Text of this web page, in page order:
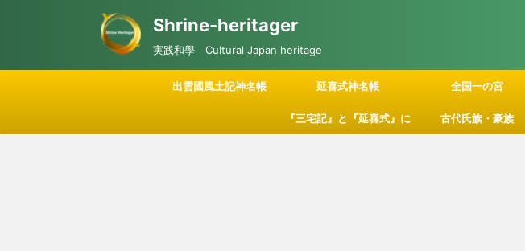
Shrine-heritager
実践和學 Cultural Japan heritage
出雲國風土記神名帳 延喜式神名帳 全国一の宮
『三宅記』と『延喜式』に 古代氏族・豪族